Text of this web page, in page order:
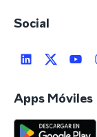
Social
Apps Móviles